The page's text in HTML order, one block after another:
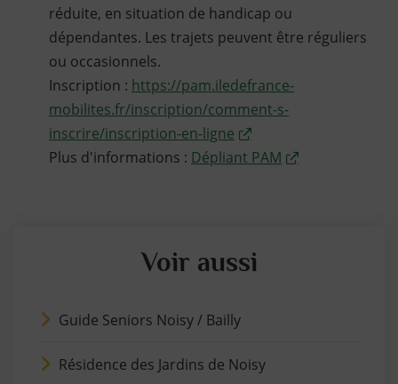
réduite, en situation de handicap ou
dépendantes. Les trajets peuvent être réguliers
ou occasionnels.
Inscription : https://pam.iledefrance-
mobilites.fr/inscription/comment-s-
inscrire/inscription-en-ligne
Plus d'informations : Dépliant PAM
Voir aussi
Guide Seniors Noisy / Bailly
Résidence des Jardins de Noisy